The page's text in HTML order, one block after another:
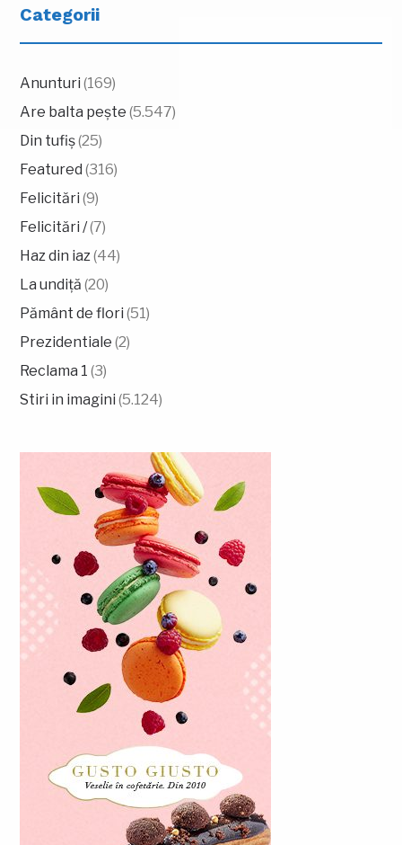
Categorii
Anunturi (169)
Are balta pește (5.547)
Din tufiș(25)
Featured (316)
Felicitări (9)
Felicitări /(7)
Haz din iaz (44)
La undiță (20)
Pământ de flori (51)
Prezidentiale (2)
Reclama 1 (3)
Stiri in imagini (5.124)